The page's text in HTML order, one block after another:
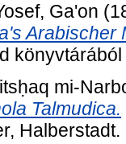
Ga'on
mi-
Talmudica.
Halberstadt.